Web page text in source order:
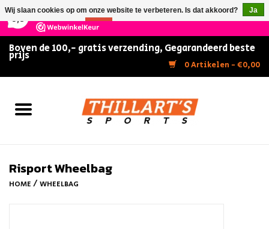
147 Reviews ×
Boven de 100,- gratis verzending, Gegarandeerd beste
prijs
0 Artikelen - €0,00
Home
Risport Wheelbag
HOME /WHEELBAG
Wij slaan cookies op om onze website te verbeteren. Is dat akkoord?
Ja
Nee